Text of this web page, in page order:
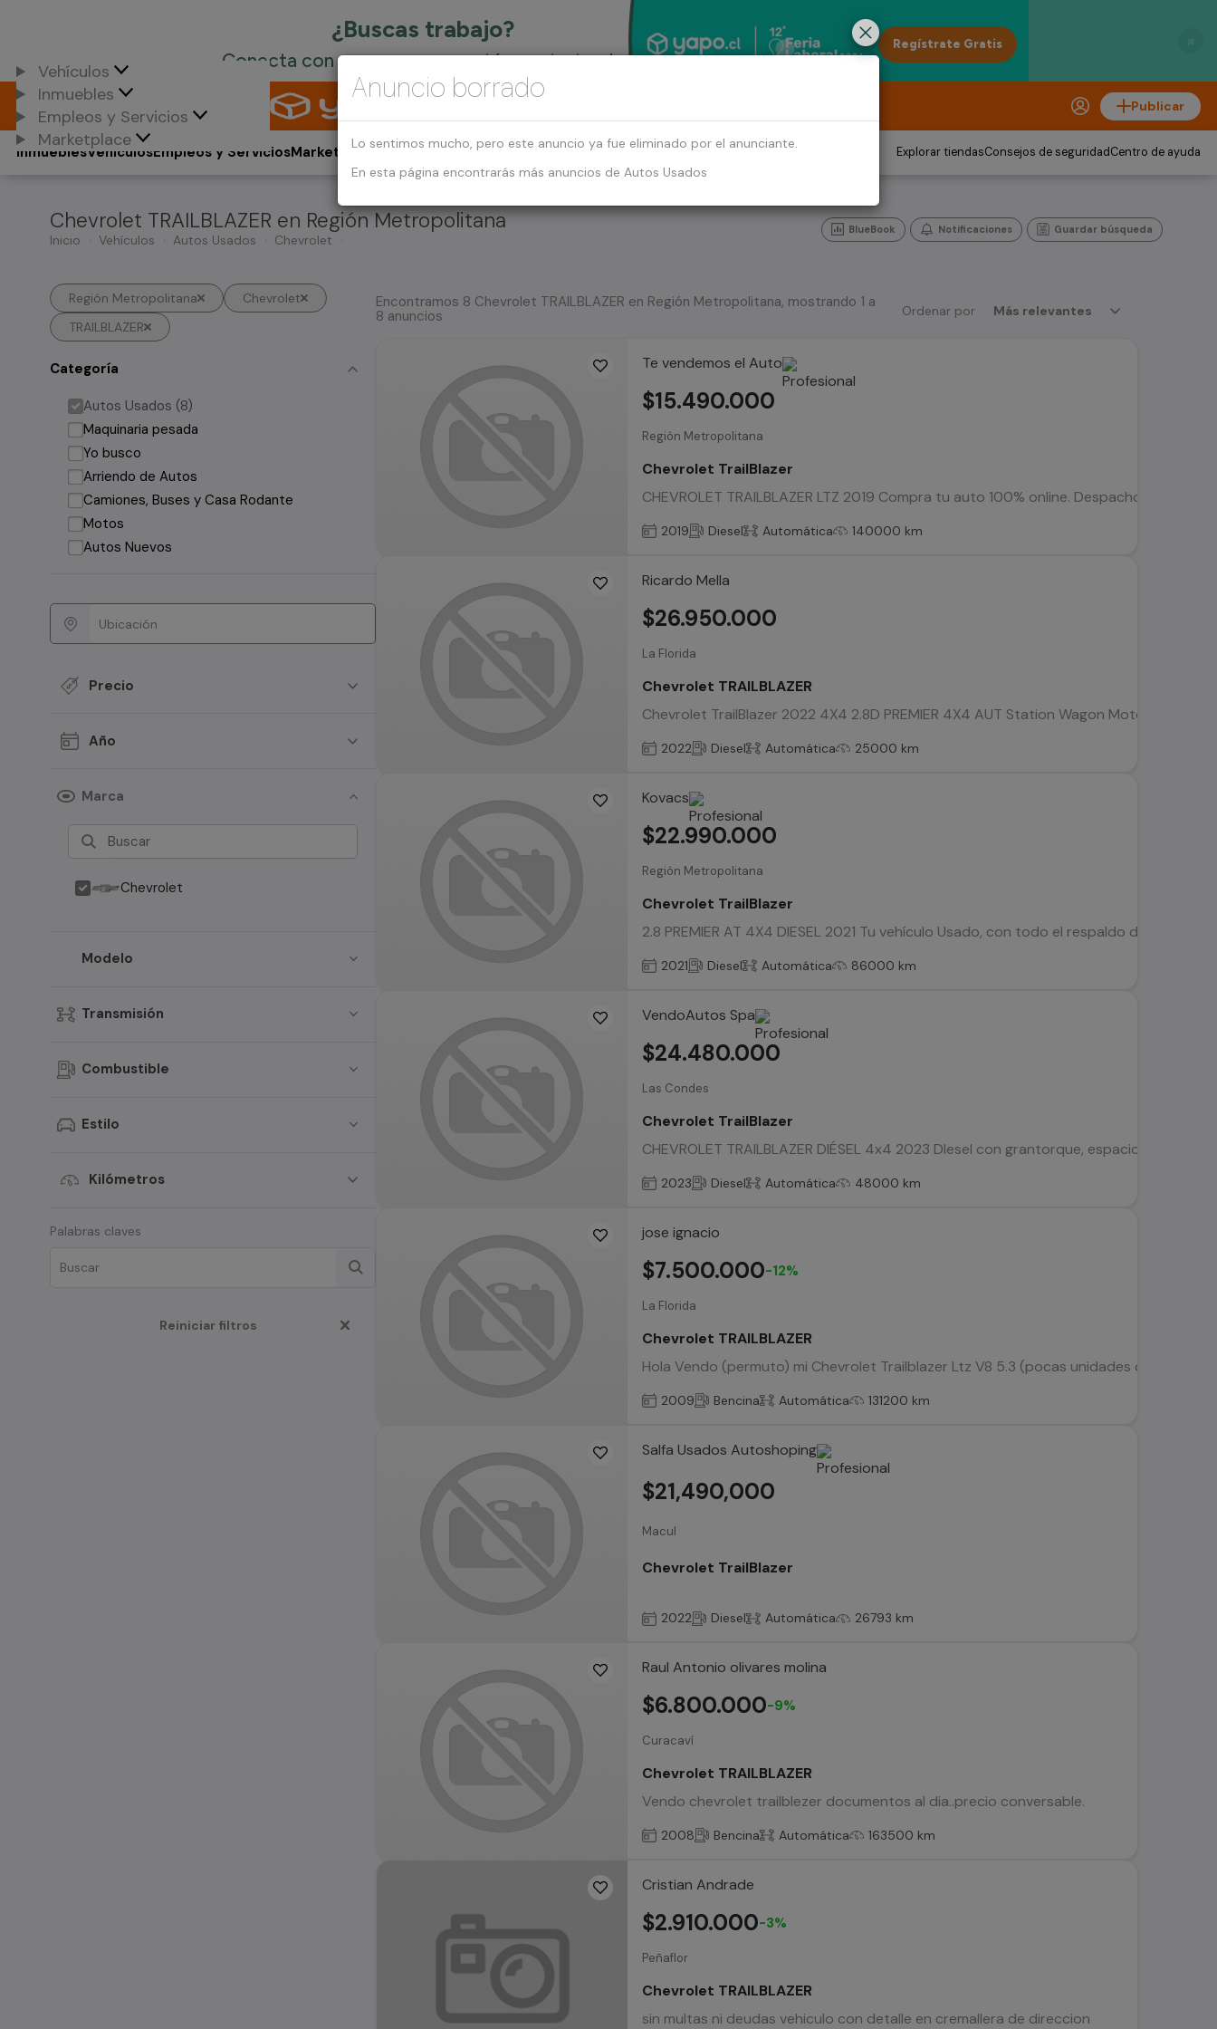
Vehículos
Inmuebles
Empleos y Servicios
Marketplace
Publicar
Vehículos
Inmuebles Empleos y ServiciosMarketplace Explorar tiendasConsejos de seguridadCentro de ayuda
Chevrolet TRAILBLAZER en Región Metropolitana
Inicio Vehículos Autos Usados Chevrolet
BlueBook Notificaciones Guardar búsqueda
Región Metropolitana
Chevrolet
TRAILBLAZER
Categoría
Autos Usados (8)
Maquinaria pesada
Yo busco
Arriendo de Autos
Camiones, Buses y Casa Rodante
Motos
Autos Nuevos
Precio
Año
Marca
Chevrolet
Modelo
Transmisión
Combustible
Estilo
Kilómetros
Palabras claves
Reiniciar filtros
Ordenar por Más relevantes
Encontramos 8 Chevrolet TRAILBLAZER en Región Metropolitana, mostrando 1 a
8 anuncios
Te vendemos el Auto
Región Metropolitana
Chevrolet TrailBlazer
CHEVROLET TRAILBLAZER LTZ 2019 Compra tu auto 100% online. Despachos dentro
$15.490.000
2019 Diesel Automática 140000 km
Ricardo Mella
La Florida
Chevrolet TRAILBLAZER
Chevrolet TrailBlazer 2022 4X4 2.8D PREMIER 4X4 AUT Station Wagon Motor 2.8
$26.950.000
2022 Diesel Automática 25000 km
Kovacs
Región Metropolitana
Chevrolet TrailBlazer
2.8 PREMIER AT 4X4 DIESEL 2021 Tu vehículo Usado, con todo el respaldo de
$22.990.000
2021 Diesel Automática 86000 km
VendoAutos Spa
Las Condes
Chevrolet TrailBlazer
CHEVROLET TRAILBLAZER DIÉSEL 4x4 2023 DIesel con grantorque, espacio y
$24.480.000
2023 Diesel Automática 48000 km
jose ignacio
La Florida
Chevrolet TRAILBLAZER
Hola Vendo (permuto) mi Chevrolet Trailblazer Ltz V8 5.3 (pocas unidades de esta
$7.500.000-12%
2009 Bencina Automática 131200 km
Salfa Usados Autoshoping
Macul
Chevrolet TrailBlazer
$21,490,000
2022 Diesel Automática 26793 km
Raul Antonio olivares molina
Curacaví
Chevrolet TRAILBLAZER
Vendo chevrolet trailblezer documentos al dia..precio conversable.
$6.800.000-9%
2008 Bencina Automática 163500 km
Cristian Andrade
Peñaflor
Chevrolet TRAILBLAZER
sin multas ni deudas vehiculo con detalle en cremallera de direccion
$2.910.000-3%
Anuncio borrado
Lo sentimos mucho, pero este anuncio ya fue eliminado por el anunciante.
En esta página encontrarás más anuncios de Autos Usados